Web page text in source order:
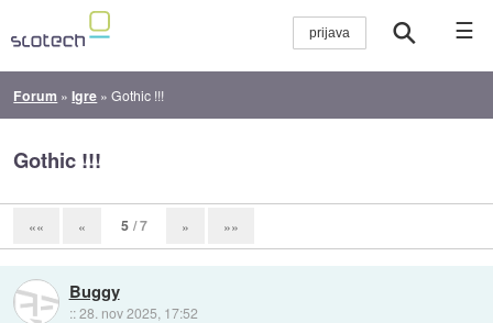
☰
Forum »Igre »Gothic !!!
Gothic !!!
«« « 5 / 7 » »»
Buggy
::28. nov 2025, 17:52